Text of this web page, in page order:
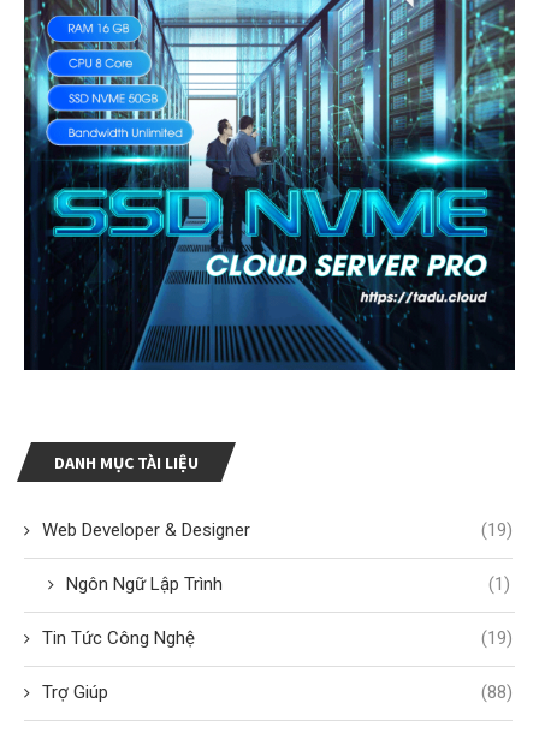
DANH MỤC TÀI LIỆU
Web Developer & Designer (19)
Ngôn Ngữ Lập Trình (1)
Tin Tức Công Nghệ (19)
Trợ Giúp (88)